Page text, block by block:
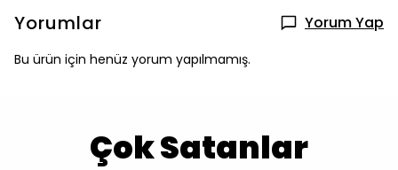
Yorumlar Yorum Yap
Bu ürün için henüz yorum yapılmamış.
Çok Satanlar